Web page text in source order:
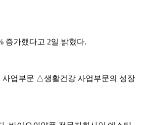
증가했다고 2일 밝혔다.
업부문 △생활건강 사업부문의 성장